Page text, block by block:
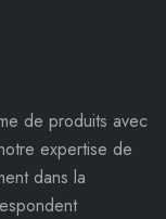
de produits avec
expertise de
dans la